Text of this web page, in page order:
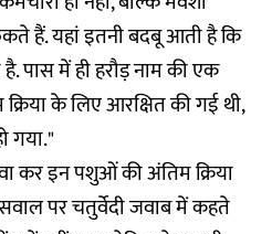
हैं. यहां इतनी बदबू आती है कि
पास में ही हरौड़ नाम की एक
के लिए आरक्षित की गई थी,
गया."
कर इन पशुओं की अंतिम क्रिया
पर चतुर्वेदी जवाब में कहते